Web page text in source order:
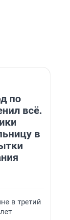
по
всё.
в
в третий